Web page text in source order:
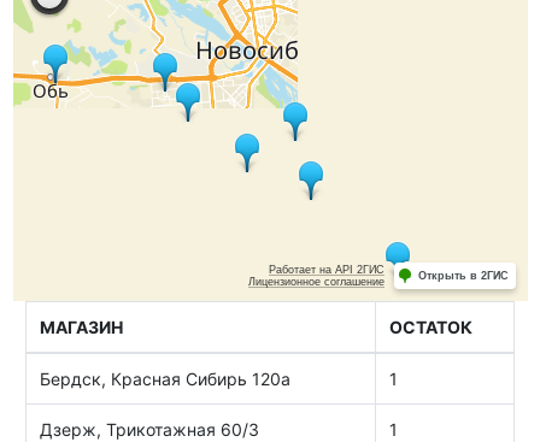
МАГАЗИН ОСТАТОК
Бердск, Красная Сибирь 120а 1
Дзерж, Трикотажная 60/3 1